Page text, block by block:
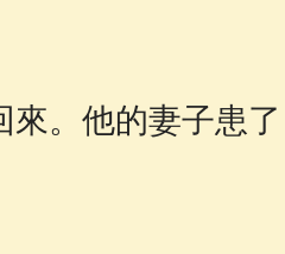
來。他的妻子患了